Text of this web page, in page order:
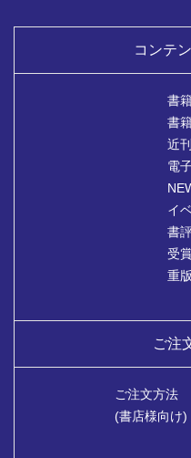
コンテ
書
書
近刊
電
イ
書
受
重
ご注
ご注文方法
(書店様向け